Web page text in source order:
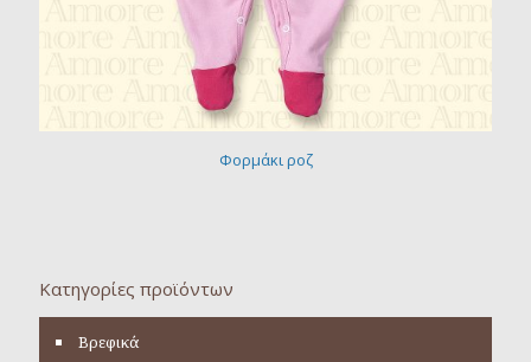
Φορμάκι ροζ
Κατηγορίες προϊόντων
Βρεφικά